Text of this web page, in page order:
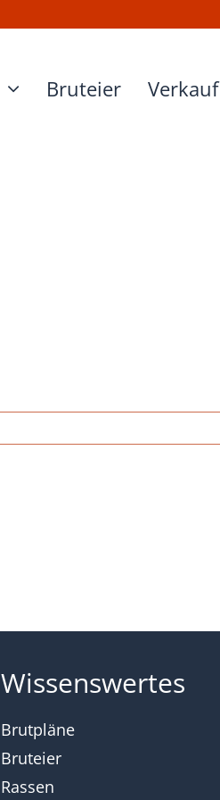
Bruteier Verkauf
Wissenswertes
Brutpläne
Bruteier
Rassen